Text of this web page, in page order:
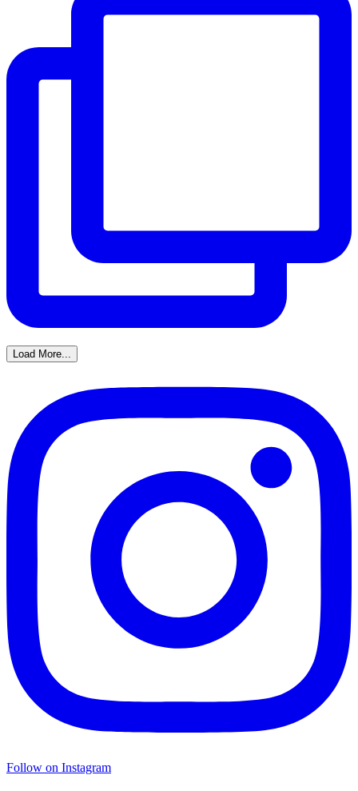
Load More...
Follow on Instagram